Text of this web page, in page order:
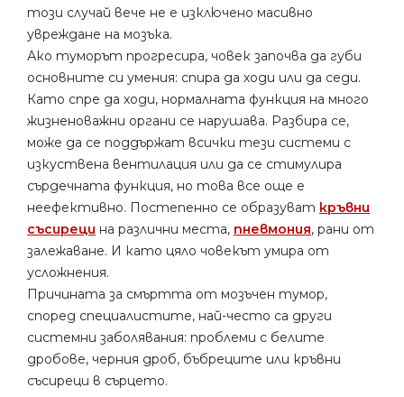
този случай вече не е изключено масивно
увреждане на мозъка.
Ако туморът прогресира, човек започва да губи
основните си умения: спира да ходи или да седи.
Като спре да ходи, нормалната функция на много
жизненоважни органи се нарушава. Разбира се,
може да се поддържат всички тези системи с
изкуствена вентилация или да се стимулира
сърдечната функция, но това все още е
неефективно. Постепенно се образуват кръвни
съсиреци на различни места, пневмония, рани от
залежаване. И като цяло човекът умира от
усложнения.
Причината за смъртта от мозъчен тумор,
според специалистите, най-често са други
системни заболявания: проблеми с белите
дробове, черния дроб, бъбреците или кръвни
съсиреци в сърцето.